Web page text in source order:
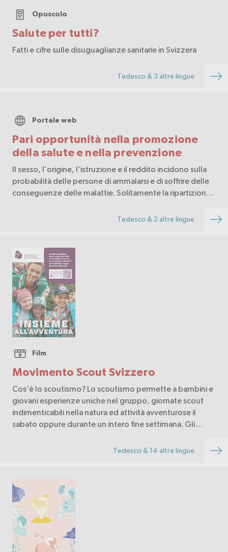
Salute per tutti?
Opuscolo
Fatti e cifre sulle disuguaglianze sanitarie in Svizzera
Tedesco & 3 altre lingue
Pari opportunità nella promozione
della salute e nella prevenzione
Portale web
Il sesso, l’origine, l’istruzione e il reddito incidono sulla
probabilità delle persone di ammalarsi e di soffrire delle
conseguenze delle malattie. Solitamente la ripartizione
Tedesco & 2 altre lingue
Movimento Scout Svizzero
Film
Cos’è lo scoutismo? Lo scoutismo permette a bambini e
giovani esperienze uniche nel gruppo, giornate scout
indimenticabili nella natura ed attività avventurose il
sabato oppure durante un intero fine settimana. Gli
Tedesco & 14 altre lingue